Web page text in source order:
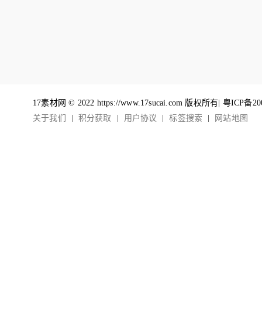
17素材网 © 2022 https://www.17sucai.com 版权所有| 粤ICP备
关于我们
积分获取 用户协议 标签搜索 网站地图